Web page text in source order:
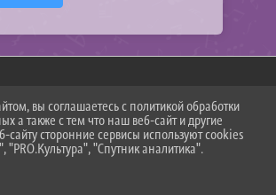
вы соглашаетесь с политикой обработки
а также с тем что наш веб-сайт и другие
сторонние сервисы используют cookies
"PRO.Культура", "Спутник аналитика".